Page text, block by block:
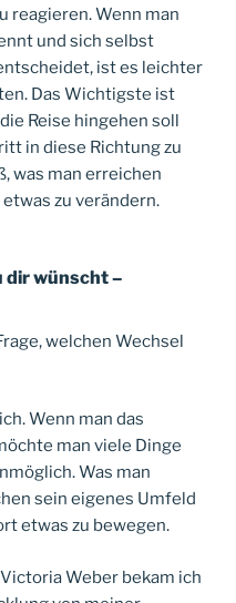
reagieren. Wenn man
und sich selbst
ist es leichter
Das Wichtigste ist
Reise hingehen soll
in diese Richtung zu
was man erreichen
zu verändern.
dir wünscht –
welchen Wechsel
Wenn man das
man viele Dinge
Was man
sein eigenes Umfeld
etwas zu bewegen.
Weber bekam ich